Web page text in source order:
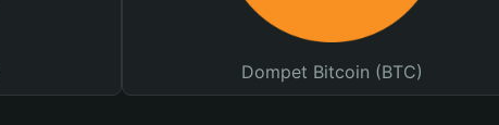
Dompet Bitcoin (BTC)